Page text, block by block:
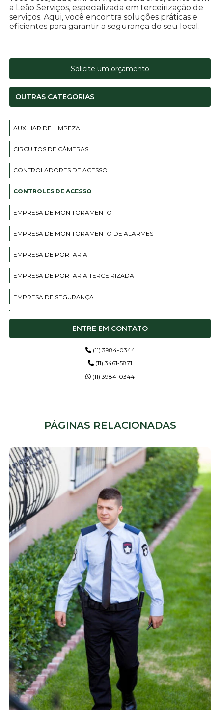
a Leão Serviços, especializada em terceirização de
serviços. Aqui, você encontra soluções práticas e
eficientes para garantir a segurança do seu local.
Solicite um orçamento
OUTRAS CATEGORIAS
AUXILIAR DE LIMPEZA
CIRCUITOS DE CÂMERAS
CONTROLADORES DE ACESSO
CONTROLES DE ACESSO
EMPRESA DE MONITORAMENTO
EMPRESA DE MONITORAMENTO DE ALARMES
EMPRESA DE PORTARIA
EMPRESA DE PORTARIA TERCEIRIZADA
EMPRESA DE SEGURANÇA
EMPRESA DE SEGURANÇA TERCEIRIZAÇÃO
EMPRESA DE SEGURANÇA TERCEIRIZADA
EMPRESA SEGURANÇA PRIVADA
EMPRESA TERCEIRIZADA
EMPRESAS DE MONITORAMENTO DE ALARME
EMPRESAS DE MONITORAMENTO TERCEIRIZADA
EMPRESAS DE PORTARIA
EMPRESAS DE PORTARIA E LIMPEZA
EMPRESAS DE PORTARIA REMOTA
EMPRESAS DE RECEPCIONISTAS
EMPRESAS DE VIGILÂNCIA
EMPRESAS DE ZELADORIA
EMPRESAS TERCEIRIZADAS DE SEGURANÇA
EQUIPES DE LIMPEZA
LIMPEZA DE CONDOMÍNIOS
LIMPEZA PREDIAL
LIMPEZAS TERCEIRIZADAS
ENTRE EM CONTATO
(11) 3984-0344
(11) 3461-5871
(11) 3984-0344
PÁGINAS RELACIONADAS